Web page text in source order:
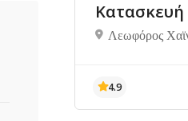
Κατασκευή
Λεωφόρος